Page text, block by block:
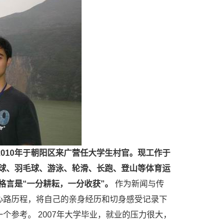
年于朝阳区来广营任大学生村官。现工作于
、羽毛球、游泳、轮滑、长跑、登山等体育运
是“一分耕耘，一分收获”。
作为新闻与传
历程，将自己的亲身经历和切身感受记录下
参考。 2007年大学毕业，就业的压力很大，